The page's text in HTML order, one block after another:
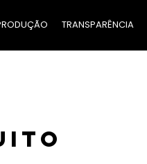
TRANSPARÊNCIA